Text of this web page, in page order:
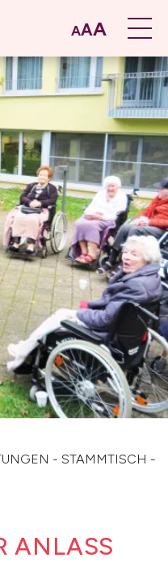
AAA
- STAMMTISCH -
ANLASS